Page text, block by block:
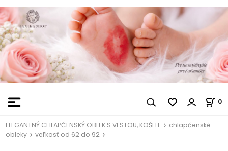
0
ELEGANTNÝ CHLAPČENSKÝ OBLEK S VESTOU, KOŠELE
chlapčenské
obleky
veľkosť od 62 do 92